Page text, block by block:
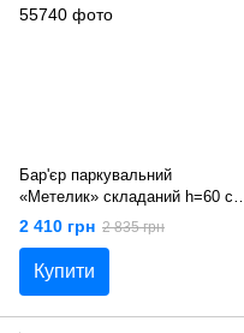
Бар'єр паркувальний
«Метелик» складаний h=60 см
(b=51 см) замок з 2 ключами
Yato YT-55740
2 410 грн 2 835 грн
Купити